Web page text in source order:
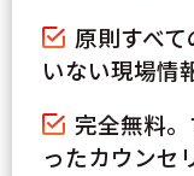
原則すべ
いない現場情
完全無料
ったカウンセ